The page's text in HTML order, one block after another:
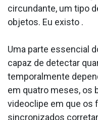
circundante, um tipo
objetos. Eu existo .
Uma parte essencial
capaz de detectar
temporalmente
em quatro meses, os
videoclipe em que os
sincronizados